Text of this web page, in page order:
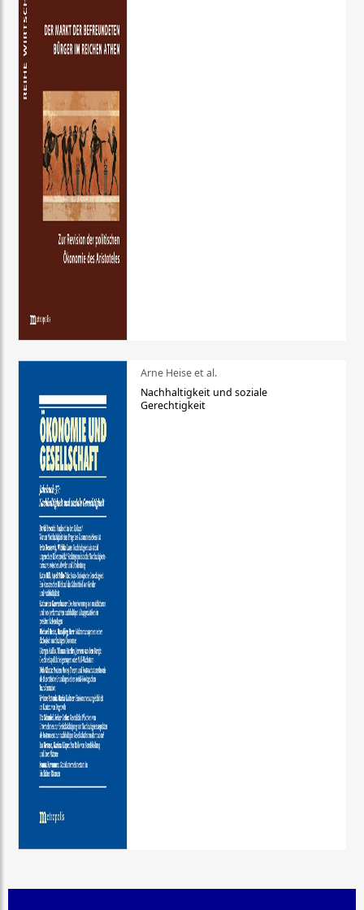
Arne Heise et al.
Nachhaltigkeit und soziale
Gerechtigkeit